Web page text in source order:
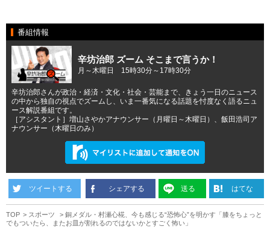
番組情報
辛坊治郎 ズーム そこまで言うか！
月～木曜日 15時30分～17時30分
辛坊治郎さんが政治・経済・文化・社会・芸能まで、きょう一日のニュース
の中から独自の視点でズームし、いま一番気になる話題を忖度なく語るニュ
ース解説番組です。
［アシスタント］増山さやかアナウンサー（月曜日～木曜日）、飯田浩司ア
ナウンサー（木曜日のみ）
ツイートする シェアする 送る はてな
TOP スポーツ
銅メダル・村瀬心椛、今も感じる“恐怖心”を明かす「膝をちょっと
でもついたら、またお皿が割れるのではないかとすごく怖い」